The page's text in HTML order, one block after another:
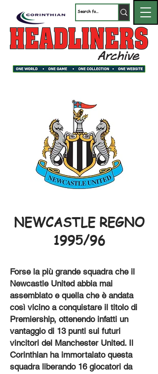
NEWCASTLE REGNO
1995/96
Forse la più grande squadra che il
Newcastle United abbia mai
assemblato e quella che è andata
così vicino a conquistare il titolo di
Premiership, ottenendo infatti un
vantaggio di 13 punti sui futuri
vincitori del Manchester United. Il
Corinthian ha immortalato questa
squadra liberando 16 giocatori da